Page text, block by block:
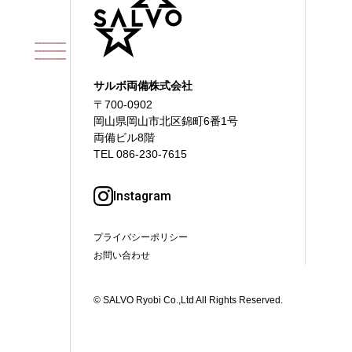
サルボ両備株式会社
〒700-0902
岡山県岡山市北区錦町6番1号
両備ビル8階
TEL086-230-7615
Instagram
プライバシーポリシー
お問い合わせ
© SALVO Ryobi Co.,Ltd All Rights Reserved.